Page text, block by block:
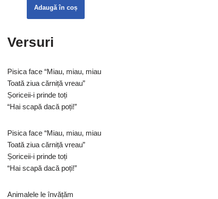
Adaugă în coș
Versuri
Pisica face “Miau, miau, miau
Toată ziua cărniță vreau”
Șoriceii-i prinde toți
“Hai scapă dacă poți!”
Pisica face “Miau, miau, miau
Toată ziua cărniță vreau”
Șoriceii-i prinde toți
“Hai scapă dacă poți!”
Animalele le învățăm